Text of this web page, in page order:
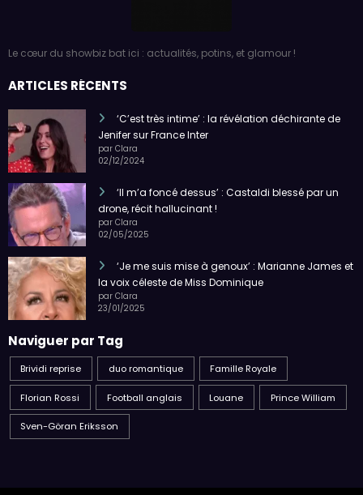
Le cœur du showbiz bat ici : actualités, potins, et glamour !
ARTICLES RÉCENTS
‘C’est très intime’ : la révélation déchirante de
Jenifer sur France Inter
par Clara
02/12/2024
‘Il m’a foncé dessus’ : Castaldi blessé par un
drone, récit hallucinant !
par Clara
02/05/2025
‘Je me suis mise à genoux’ : Marianne James et
la voix céleste de Miss Dominique
par Clara
23/01/2025
Naviguer par Tag
Brividi reprise duo romantique Famille Royale
Florian Rossi Football anglais Louane Prince William
Sven-Göran Eriksson